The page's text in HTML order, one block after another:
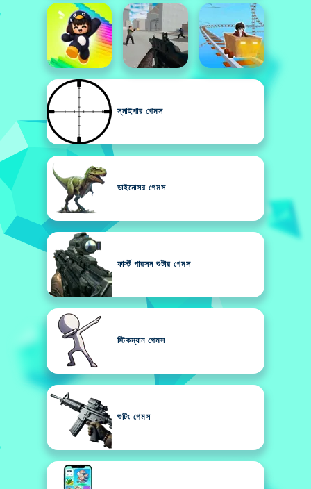
স্নাইপার গেমস
ডাইনোসর গেমস
ফার্স্ট পারসন শুটার গেমস
স্টিকম্যান গেমস
শুটিং গেমস